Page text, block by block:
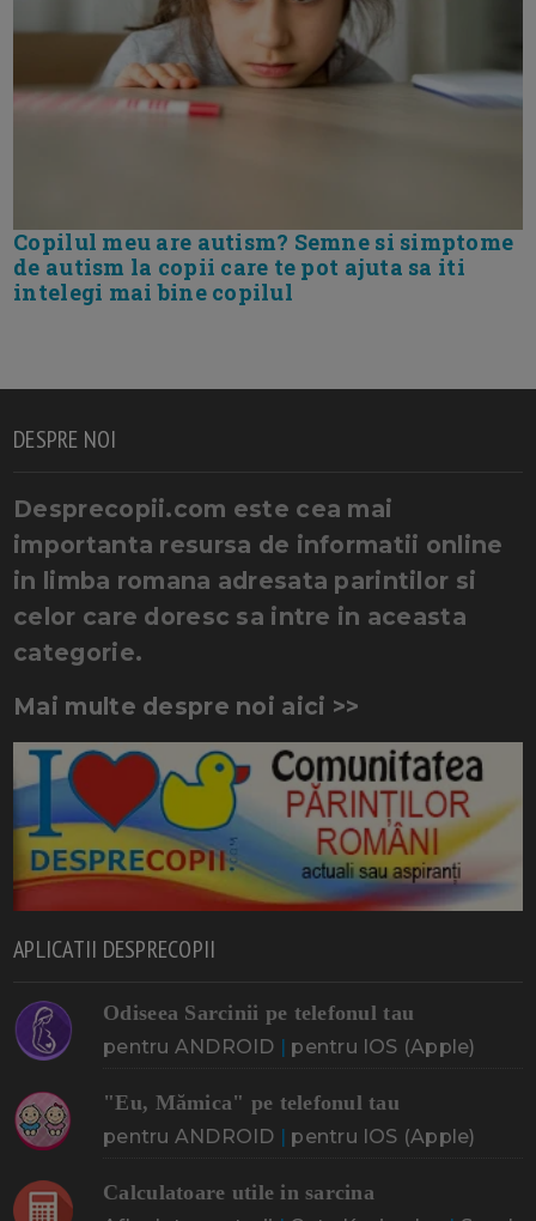
Copilul meu are autism? Semne si simptome
de autism la copii care te pot ajuta sa iti
intelegi mai bine copilul
DESPRE NOI
Desprecopii.com este cea mai
importanta resursa de informatii online
in limba romana adresata parintilor si
celor care doresc sa intre in aceasta
categorie.
Mai multe despre noi aici >>
APLICATII DESPRECOPII
Odiseea Sarcinii pe telefonul tau
pentru ANDROID pentru IOS (Apple)
"Eu, Mămica" pe telefonul tau
pentru ANDROID pentru IOS (Apple)
Calculatoare utile in sarcina